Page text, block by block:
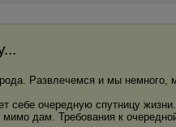
Развлечемся и мы немного,
себе очередную спутницу
дам. Требования к